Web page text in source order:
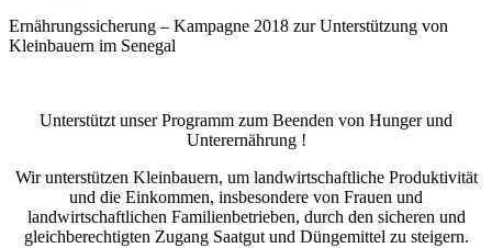
Ernährungssicherung – Kampagne 2018 zur Unterstützung von
Kleinbauern im Senegal
Unterstützt unser Programm zum Beenden von Hunger und
Unterernährung !
Wir unterstützen Kleinbauern, um landwirtschaftliche Produktivität
und die Einkommen, insbesondere von Frauen und
landwirtschaftlichen Familienbetrieben, durch den sicheren und
gleichberechtigten Zugang Saatgut und Düngemittel zu steigern.